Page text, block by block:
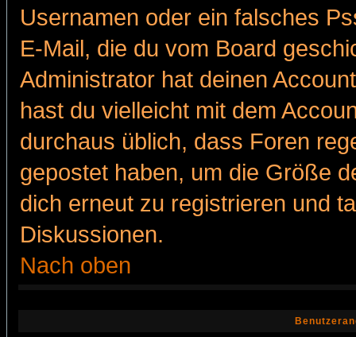
Usernamen oder ein falsches
E-Mail, die du vom Board
Administrator hat deinen
hast du vielleicht mit dem
durchaus üblich, dass Foren
gepostet haben, um die Größe
dich erneut zu registrieren und
Diskussionen.
Nach oben